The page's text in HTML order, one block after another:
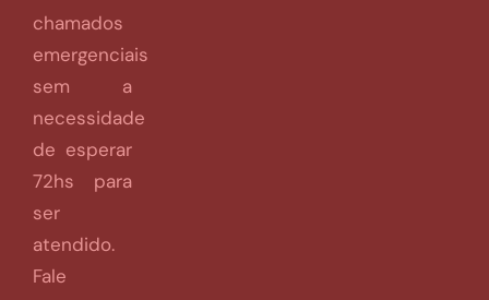
chamados
emergenciais
sem a
necessidade
de esperar
72hs para
ser
atendido.
Fale